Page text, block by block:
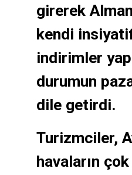
girerek
kendi
indirimler
durumun
dile getirdi.
Turizmciler,
havaların